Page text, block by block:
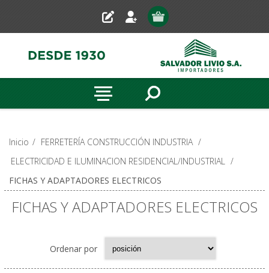
Inicio / FERRETERÍA CONSTRUCCIÓN INDUSTRIA /
ELECTRICIDAD E ILUMINACION RESIDENCIAL/INDUSTRIAL /
FICHAS Y ADAPTADORES ELECTRICOS
FICHAS Y ADAPTADORES ELECTRICOS
Ordenar por